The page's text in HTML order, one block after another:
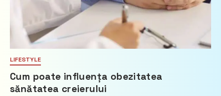
LIFESTYLE
Cum poate influența obezitatea
sănătatea creierului